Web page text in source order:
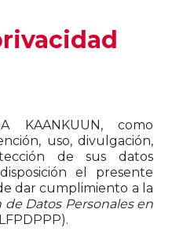
KAANKUUN, como
uso, divulgación,
de sus datos
el presente
dar cumplimiento a la
Datos Personales en